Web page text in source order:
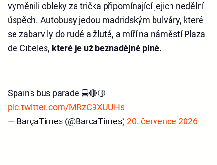
vyměnili obleky za trička připomínající jejich nedělní
úspěch. Autobusy jedou madridským bulváry, které
se zabarvily do rudé a žluté, a míří na náměstí Plaza
de Cibeles, které je už beznadějně plné.
Spain's bus parade 🚍🔴🟡
pic.twitter.com/MRzC9XUUHs
— BarçaTimes (@BarcaTimes) 20. července 2026